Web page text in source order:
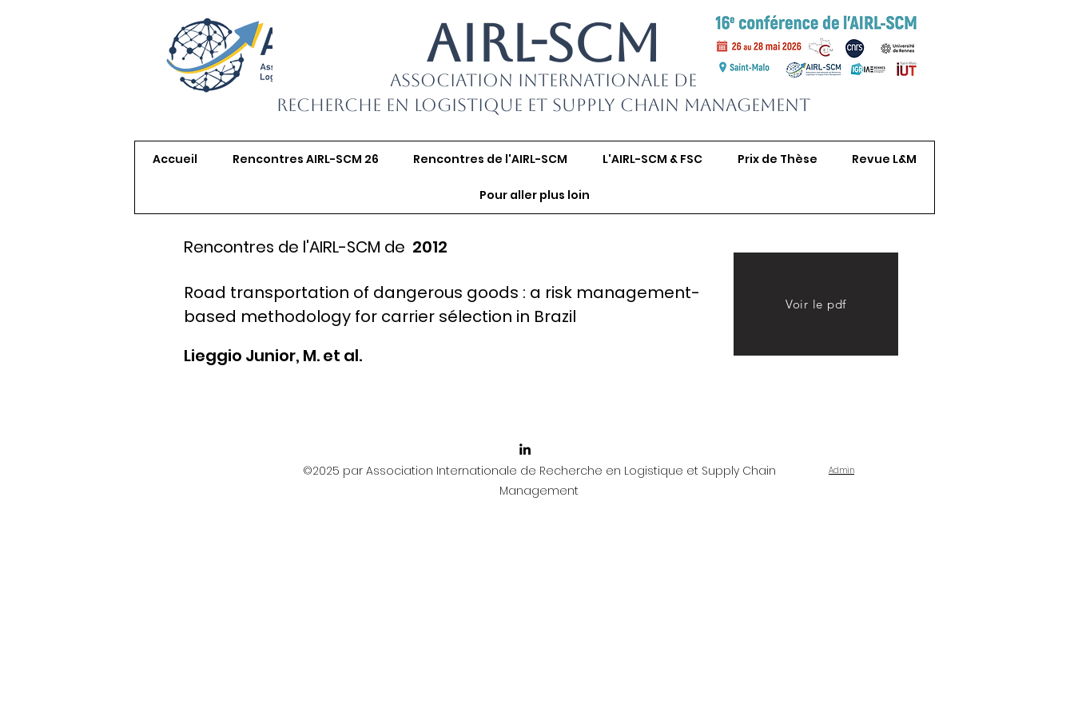
AIRL-SCM
Association Internationale de
Recherche en Logistique et Supply Chain Management
Accueil Rencontres AIRL-SCM 26 Rencontres de l'AIRL-SCM L'AIRL-SCM & FSC Prix de Thèse Revue L&M
Pour aller plus loin
Rencontres de l'AIRL-SCM de 2012
Road transportation of dangerous goods : a risk management-
based methodology for carrier sélection in Brazil
Lieggio Junior, M. et al.
Voir le pdf
©2025 par Association Internationale de Recherche en Logistique et Supply Chain
Management
Admin